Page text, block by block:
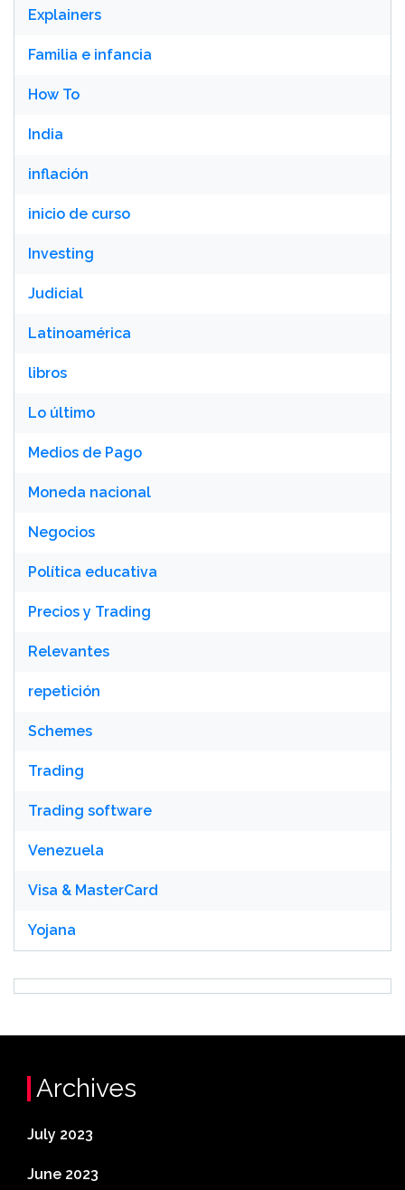
Explainers
Familia e infancia
How To
India
inflación
inicio de curso
Investing
Judicial
Latinoamérica
libros
Lo último
Medios de Pago
Moneda nacional
Negocios
Política educativa
Precios y Trading
Relevantes
repetición
Schemes
Trading
Trading software
Venezuela
Visa & MasterCard
Yojana
Archives
July 2023
June 2023